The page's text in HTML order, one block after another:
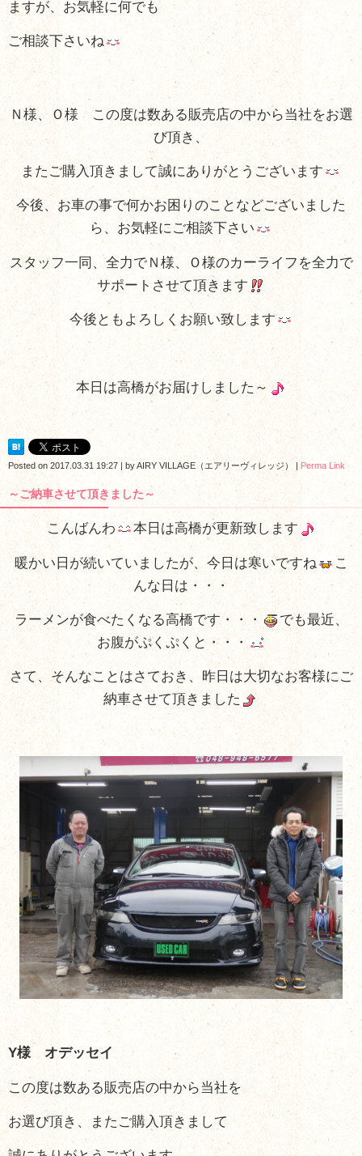
ますが、お気軽に何でも
ご相談下さいね
Ｎ様、Ｏ様 この度は数ある販売店の中から当社をお選
び頂き、
またご購入頂きまして誠にありがとうございます
今後、お車の事で何かお困りのことなどございました
ら、お気軽にご相談下さい
スタッフ一同、全力でＮ様、Ｏ様のカーライフを全力で
サポートさせて頂きます
今後ともよろしくお願い致します
本日は高橋がお届けしました～
Posted on 2017.03.31 19:27 byAIRY VILLAGE（エアリーヴィレッジ） Perma Link
～ご納車させて頂きました～
こんばんわ 本日は高橋が更新致します
暖かい日が続いていましたが、今日は寒いですね
こ
んな日は・・・
ラーメンが食べたくなる高橋です・・・
でも最近、
お腹がぷくぷくと・・・
さて、そんなことはさておき、昨日は大切なお客様にご
納車させて頂きました
Y様 オデッセイ
この度は数ある販売店の中から当社を
お選び頂き、またご購入頂きまして